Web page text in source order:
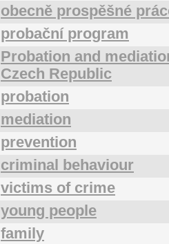
obecně prospěšné
probační program
Probation and
Czech Republic
probation
mediation
prevention
criminal behaviour
victims of crime
young people
family